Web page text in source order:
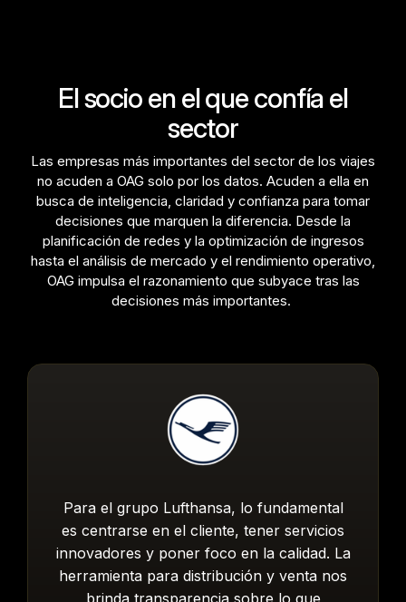
El socio en el que confía el
sector
Las empresas más importantes del sector de los viajes
no acuden a OAG solo por los datos. Acuden a ella en
busca de inteligencia, claridad y confianza para tomar
decisiones que marquen la diferencia. Desde la
planificación de redes y la optimización de ingresos
hasta el análisis de mercado y el rendimiento operativo,
OAG impulsa el razonamiento que subyace tras las
decisiones más importantes.
Para el grupo Lufthansa, lo fundamental
es centrarse en el cliente, tener servicios
innovadores y poner foco en la calidad. La
herramienta para distribución y venta nos
brinda transparencia sobre lo que